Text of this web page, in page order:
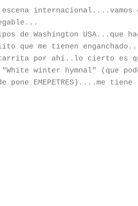
internacional....vamos
de Washington USA...que
que me tienen
por ahí..lo cierto es
winter hymnal" (que
EMEPETRES)....me tiene